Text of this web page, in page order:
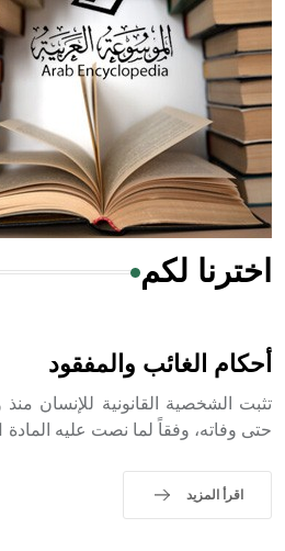
له الفضل بأنه حرر الطب من الدين
- هل تعلم أن المرجان إفراز حيواني
من مادة كربونات الكلسيوم، وهو
أجود أنواعه، ويمتاز بكبر الحجم
هل تعلم أن الأبسيد كلمة فرنسية
التاسع، وهم ينتسبون إلى أسرة
اخترنا لكم
أحكام الغائب والمفقود
تثبت الشخصية القانونية للإنسان
حتى وفاته، وفقاً لما نصت عليه المادة 31 من القانون المدني.
اقرأ المزيد